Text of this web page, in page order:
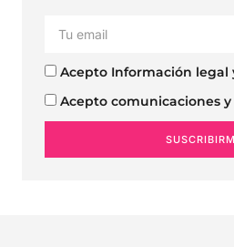
Acepto Información legal
Acepto comunicaciones